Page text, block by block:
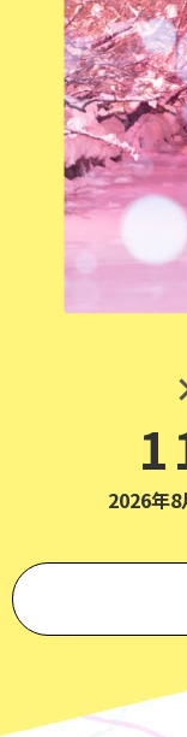
2026年